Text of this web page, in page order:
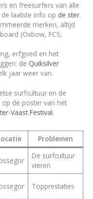
en freesurfers van alle
laatste info op de ster.
merken, altijd
(Oxbow, FCS,
erfgoed en het
de Quiksilver
jaar weer van.
surfcultuur en de
de poster van het
Vaast Festival.
Problemen
De surfcultuur
vieren
Topprestaties